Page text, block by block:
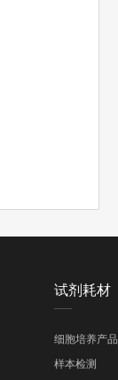
试剂耗材
细胞培养产品
样本检测